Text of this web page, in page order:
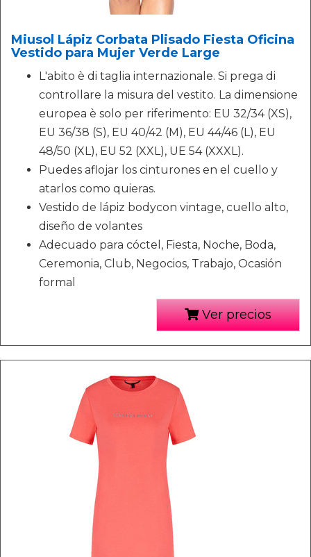
Miusol Lápiz Corbata Plisado Fiesta Oficina
Vestido para Mujer Verde Large
L'abito è di taglia internazionale. Si prega di
controllare la misura del vestito. La dimensione
europea è solo per riferimento: EU 32/34 (XS),
EU 36/38 (S), EU 40/42 (M), EU 44/46 (L), EU
48/50 (XL), EU 52 (XXL), UE 54 (XXXL).
Puedes aflojar los cinturones en el cuello y
atarlos como quieras.
Vestido de lápiz bodycon vintage, cuello alto,
diseño de volantes
Adecuado para cóctel, Fiesta, Noche, Boda,
Ceremonia, Club, Negocios, Trabajo, Ocasión
formal
Ver precios